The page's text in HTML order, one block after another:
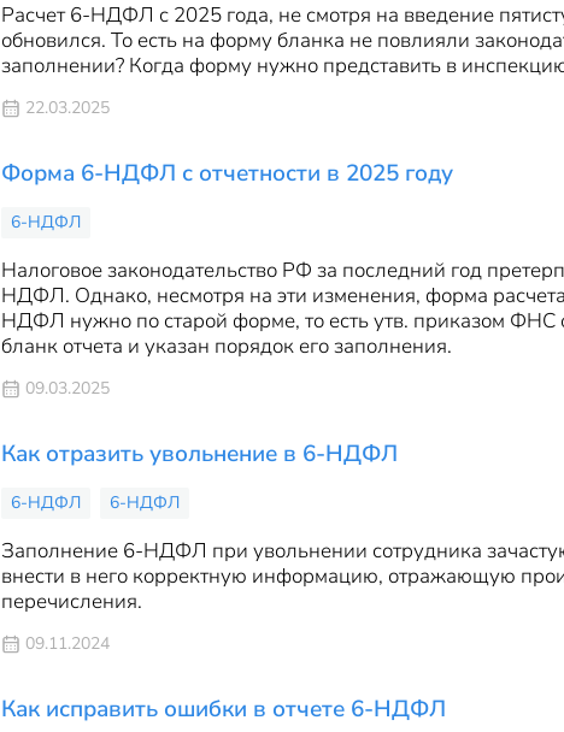
Расчет 6-НДФЛ с 2025 года, не смотря на введение
обновился. То есть на форму бланка не повлияли
заполнении? Когда форму нужно представить в
22.03.2025
Форма 6-НДФЛ с отчетности в 2025 году
6-НДФЛ
Налоговое законодательство РФ за последний год
НДФЛ. Однако, несмотря на эти изменения, форма
НДФЛ нужно по старой форме, то есть утв. приказом
бланк отчета и указан порядок его заполнения.
09.03.2025
Как отразить увольнение в 6-НДФЛ
6-НДФЛ 6-НДФЛ
Заполнение 6-НДФЛ при увольнении сотрудника
внести в него корректную информацию, отражающую
перечисления.
09.11.2024
Как исправить ошибки в отчете 6-НДФЛ